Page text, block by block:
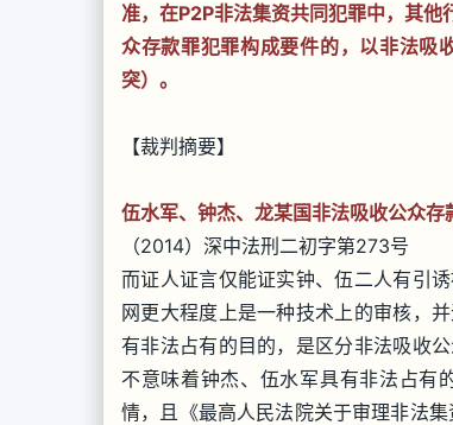
准，在P2P非法集资共同犯罪中，其
众存款罪犯罪构成要件的，以非法吸
突）。
【裁判摘要】
伍水军、钟杰、龙某国非法吸收公众存
（2014）深中法刑二初字第273号
而证人证言仅能证实钟、伍二人有引
网更大程度上是一种技术上的审核，
有非法占有的目的，是区分非法吸收
不意味着钟杰、伍水军具有非法占有
情，且《最高人民法院关于审理非法